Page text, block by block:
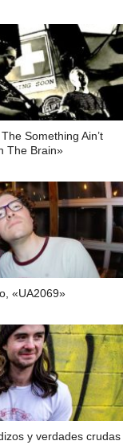
Something Ain’t
The Brain»
«UA2069»
y verdades crudas